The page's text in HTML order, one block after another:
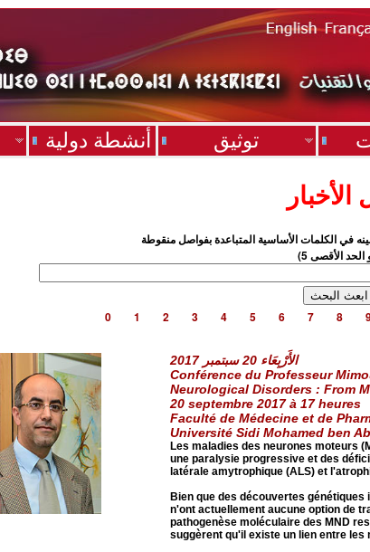
أنشطة دولية توثيق
في الكلمات الأساسية المتباعدة بفواصل منقوطة
0 1 2 3 4 5 6 7 8
الأَرْبِعَاء 20 سبتمبر 2017
Conférence du Professeur
Neurological Disorders : From
20 septembre 2017 à 17 heures
Faculté de Médecine et de
Université Sidi Mohamed ben
Les maladies des neurones moteurs
une paralysie progressive et des
latérale amytrophique (ALS) et
Bien que des découvertes
n'ont actuellement aucune option de
pathogenèse moléculaire des MND
suggèrent qu'il existe un lien entre les